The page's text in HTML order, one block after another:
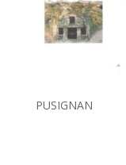
PUSIGNAN